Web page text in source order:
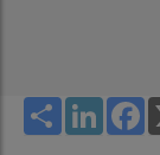
Share